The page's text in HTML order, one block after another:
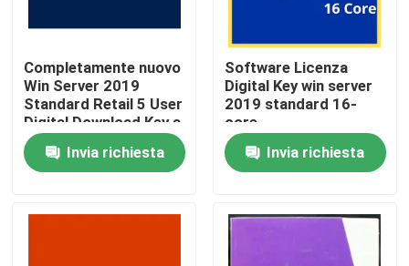
Casa.
Prodotti
Completamente nuovo
Win Server 2019
Standard Retail 5 User
Digital Download Key a
vita
Invia richiesta
Software Licenza
Digital Key win server
2019 standard 16-
core
Invia richiesta